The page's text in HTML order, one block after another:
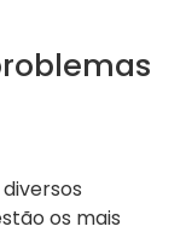
os mais